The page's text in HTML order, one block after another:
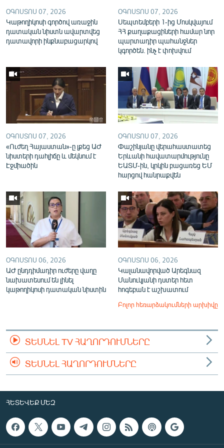
English
Русский
«Ազատության» բոլոր կայքերը
ՕԳՈՍՏՈՍ 07, 2026
Կաթողիկոսի գործով առաջին
դատական նիստն ավարտվեց
դատավորի ինքնաբացարկով
ՕԳՈՍՏՈՍ 07, 2026
Սեպտեմբերի 1-ից Մոսկվայում
ՀՀ քաղաքացիների համար նոր
պարտադիր պահանջներ
կգործեն. ինչ է փոխվում
ՕԳՈՍՏՈՍ 07, 2026
«Ուժեղ Հայաստան»-ը լքեց ԱԺ
նիստերի դահլիճը և մեկնում է
Էջմիածին
ՕԳՈՍՏՈՍ 07, 2026
Փաշինյանը վերահաստատեց
Երևանի հավատարմությունը
ԵԱՏՄ-ին, կրկին բացառեց ԵՄ
հարցով հանրաքվեն
ՕԳՈՍՏՈՍ 06, 2026
ԱԺ ընդդիմադիր ուժերը վաղը
նախատեսում են լինել
կաթողիկոսի դատական նիստին
ՕԳՈՍՏՈՍ 06, 2026
Կալանավորված Արեգնազ
Մանուկյանի դստեր հետ
հոգեբան է աշխատում
Բոլոր հեռարձակումների արխիվը
ՏԵՍՆԵԼ TV ՀԱՂՈՐԴՈՒՄՆԵՐԸ
ՏԵՍՆԵԼ ՀԱՂՈՐԴՈՒՄՆԵՐԸ
ՀԵՏԵՎԵՔ ՄԵԶ